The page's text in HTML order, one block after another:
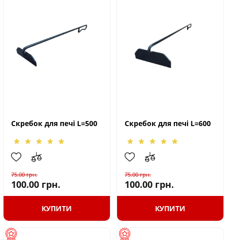
Скребок для печі L=500
75.00грн.
100.00 грн.
КУПИТИ
Скребок для печі L=600
75.00грн.
100.00 грн.
КУПИТИ